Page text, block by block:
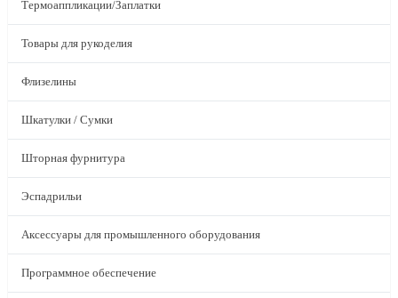
Термоаппликации/Заплатки
Товары для рукоделия
Флизелины
Шкатулки / Сумки
Шторная фурнитура
Эспадрильи
Аксессуары для промышленного оборудования
Программное обеспечение